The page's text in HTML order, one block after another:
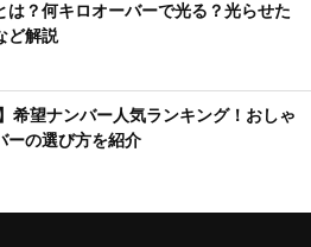
は？何キロオーバーで光る？光らせた
ど解説
希望ナンバー人気ランキング！おしゃ
ーの選び方を紹介